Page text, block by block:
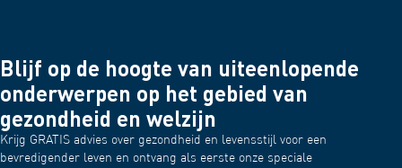
Blijf op de hoogte van uiteenlopende
onderwerpen op het gebied van
gezondheid en welzijn
Krijg GRATIS advies over gezondheid en levensstijl voor een
bevredigender leven en ontvang als eerste onze speciale